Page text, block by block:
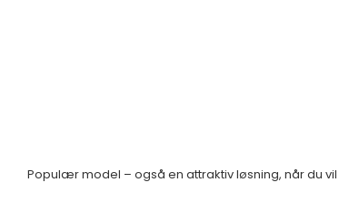
Populær model – også en attraktiv løsning, når du